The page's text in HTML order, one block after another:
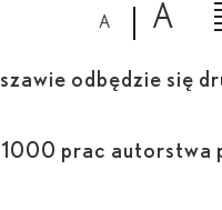
A A
odbędzie się
prac autorstwa